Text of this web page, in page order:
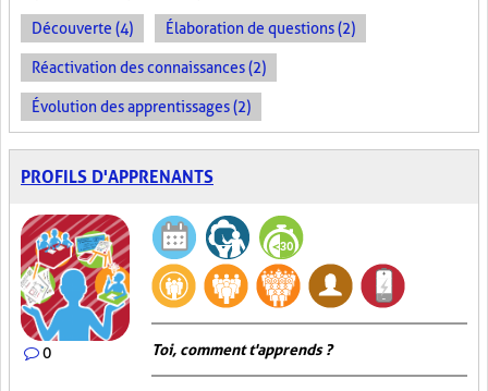
Découverte (4) Élaboration de questions (2)
Réactivation des connaissances (2)
Évolution des apprentissages (2)
PROFILS D'APPRENANTS
0 Toi, comment t'apprends ?